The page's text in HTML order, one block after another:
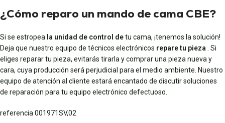
¿Cómo reparo un mando de cama CBE?
Si se estropea la unidad de control detu cama, ¡tenemos la solución!
Deja que nuestro equipo de técnicos electrónicos repare tu pieza
. Si
eliges reparar tu pieza, evitarás tirarla y comprar una pieza nueva y
cara, cuya producción será perjudicial para el medio ambiente. Nuestro
equipo de atención al cliente estará encantado de discutir soluciones
de reparación para tu equipo electrónico defectuoso.
referencia 001971SV,02